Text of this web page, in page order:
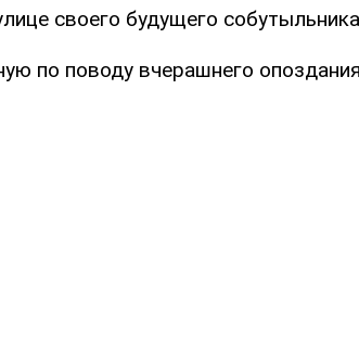
своего будущего
по поводу вчерашнего